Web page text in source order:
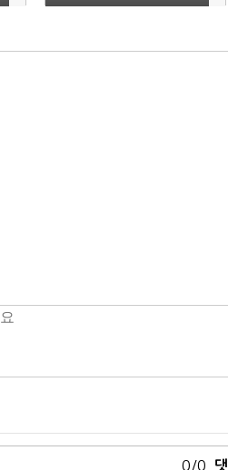
대, 해사산업 방향 논의"
0/0